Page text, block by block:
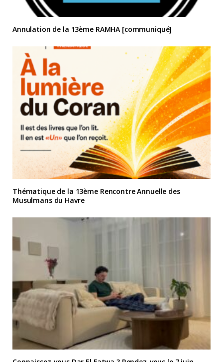
Annulation de la 13ème RAMHA [communiqué]
Thématique de la 13ème Rencontre Annuelle des
Musulmans du Havre